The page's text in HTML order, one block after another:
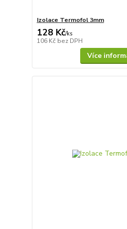
Izolace Termofol 3mm
128 Kč/ks
106 Kč bez DPH
Více